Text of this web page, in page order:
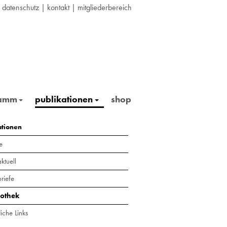
datenschutz | kontakt| mitgliederbereich
publikationen shop
Links